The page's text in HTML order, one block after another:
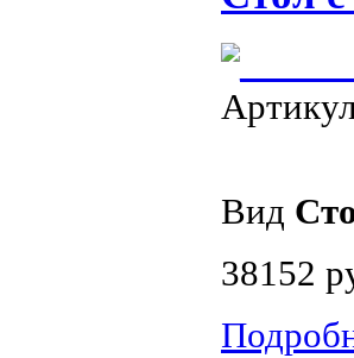
Вид
38152